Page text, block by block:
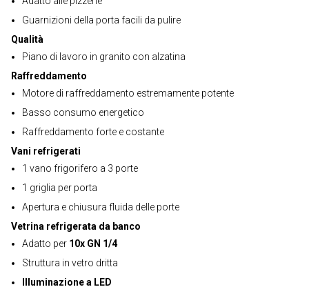
Guarnizioni della porta facili da pulire
Qualità
Piano di lavoro in granito con alzatina
Raffreddamento
Motore di raffreddamento estremamente potente
Basso consumo energetico
Raffreddamento forte e costante
Vani refrigerati
1 vano frigorifero a 3 porte
1 griglia per porta
Apertura e chiusura fluida delle porte
Vetrina refrigerata da banco
Adatto per 10x GN 1/4
Struttura in vetro dritta
Illuminazione a LED